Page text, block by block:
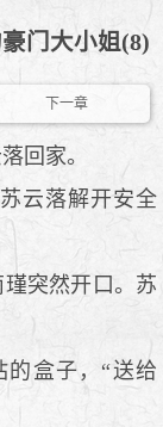
门大小姐(8)
下一章
回家。
云落解开安全
突然开口。苏
盒子，“送给